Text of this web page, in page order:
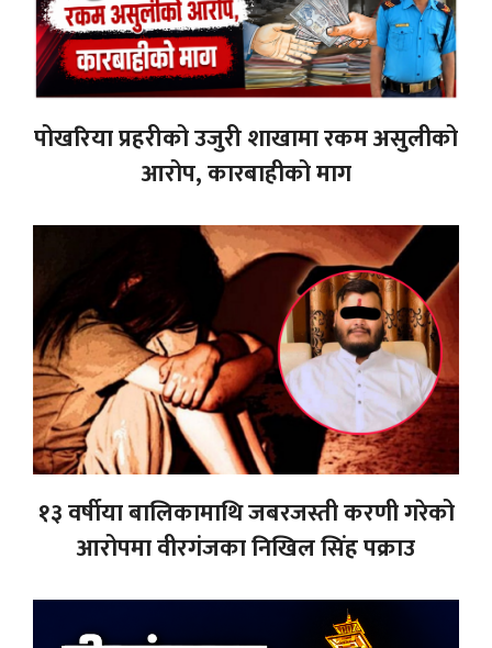
पोखरिया प्रहरीको उजुरी शाखामा रकम असुलीको
आरोप, कारबाहीको माग
१३ वर्षीया बालिकामाथि जबरजस्ती करणी गरेको
आरोपमा वीरगंजका निखिल सिंह पक्राउ